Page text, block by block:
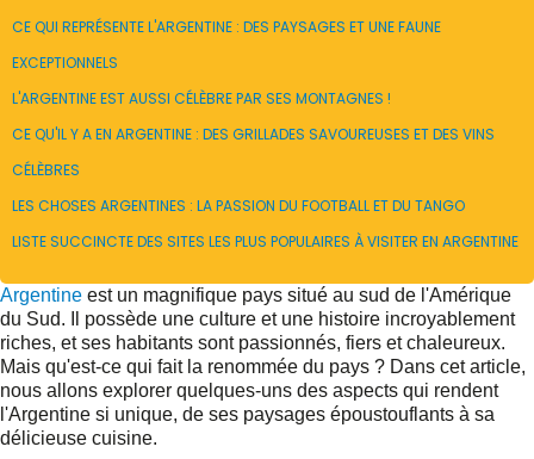
CE QUI REPRÉSENTE L'ARGENTINE : DES PAYSAGES ET UNE FAUNE
EXCEPTIONNELS
L'ARGENTINE EST AUSSI CÉLÈBRE PAR SES MONTAGNES !
CE QU'IL Y A EN ARGENTINE : DES GRILLADES SAVOUREUSES ET DES VINS
CÉLÈBRES
LES CHOSES ARGENTINES : LA PASSION DU FOOTBALL ET DU TANGO
LISTE SUCCINCTE DES SITES LES PLUS POPULAIRES À VISITER EN ARGENTINE
Argentine est un magnifique pays situé au sud de l'Amérique
du Sud. Il possède une culture et une histoire incroyablement
riches, et ses habitants sont passionnés, fiers et chaleureux.
Mais qu'est-ce qui fait la renommée du pays ? Dans cet article,
nous allons explorer quelques-uns des aspects qui rendent
l'Argentine si unique, de ses paysages époustouflants à sa
délicieuse cuisine.